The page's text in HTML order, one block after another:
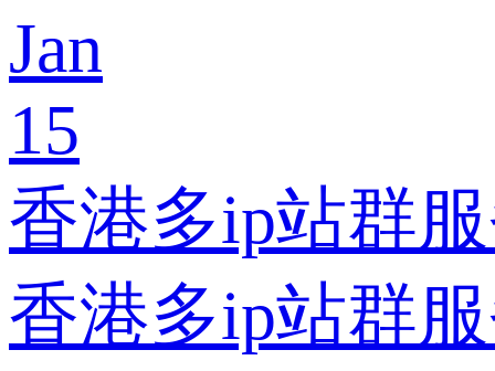
Jan
15
香港多ip站群
香港多ip站群